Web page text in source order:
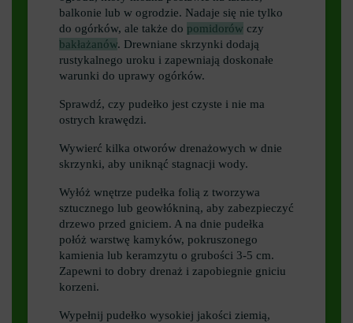
balkonie lub w ogrodzie. Nadaje się nie tylko
do ogórków, ale także do pomidorów czy
bakłażanów. Drewniane skrzynki dodają
rustykalnego uroku i zapewniają doskonałe
warunki do uprawy ogórków.
Sprawdź, czy pudełko jest czyste i nie ma
ostrych krawędzi.
Wywierć kilka otworów drenażowych w dnie
skrzynki, aby uniknąć stagnacji wody.
Wyłóż wnętrze pudełka folią z tworzywa
sztucznego lub geowłókniną, aby zabezpieczyć
drzewo przed gniciem. A na dnie pudełka
połóż warstwę kamyków, pokruszonego
kamienia lub keramzytu o grubości 3-5 cm.
Zapewni to dobry drenaż i zapobiegnie gniciu
korzeni.
Wypełnij pudełko wysokiej jakości ziemią,